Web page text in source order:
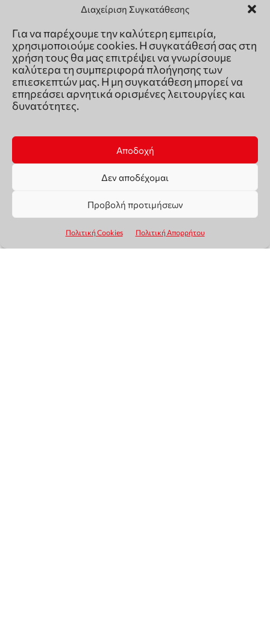
Διαχείριση Συγκατάθεσης
Για να παρέχουμε την καλύτερη εμπειρία,
χρησιμοποιούμε cookies. Η συγκατάθεσή σας στη
χρήση τους θα μας επιτρέψει να γνωρίσουμε
καλύτερα τη συμπεριφορά πλοήγησης των
επιεσκεπτών μας. Η μη συγκατάθεση μπορεί να
επηρεάσει αρνητικά ορισμένες λειτουργίες και
δυνατότητες.
Αποδοχή
Δεν αποδέχομαι
Προβολή προτιμήσεων
Πολιτική Cookies Πολιτική Απορρήτου